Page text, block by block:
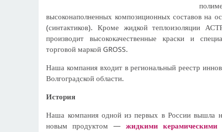
высоконаполненных композиционных составов на
(синтактиков). Кроме жидкой теплоизоляции
производит высококачественные краски и
торговой маркой GROSS.
Наша компания входит в региональный реестр
Волгоградской области.
История
Наша компания одной из первых в России вышла
новым продуктом —жидкими керамическими